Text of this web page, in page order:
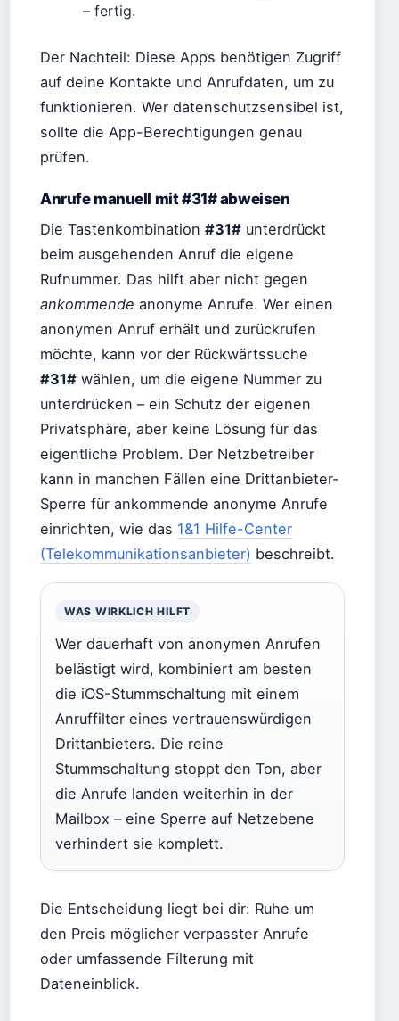
– fertig.
Der Nachteil: Diese Apps benötigen Zugriff
auf deine Kontakte und Anrufdaten, um zu
funktionieren. Wer datenschutzsensibel ist,
sollte die App-Berechtigungen genau
prüfen.
Anrufe manuell mit #31# abweisen
Die Tastenkombination #31# unterdrückt
beim ausgehenden Anruf die eigene
Rufnummer. Das hilft aber nicht gegen
ankommende anonyme Anrufe. Wer einen
anonymen Anruf erhält und zurückrufen
möchte, kann vor der Rückwärtssuche
#31# wählen, um die eigene Nummer zu
unterdrücken – ein Schutz der eigenen
Privatsphäre, aber keine Lösung für das
eigentliche Problem. Der Netzbetreiber
kann in manchen Fällen eine Drittanbieter-
Sperre für ankommende anonyme Anrufe
einrichten, wie das 1&1 Hilfe-Center
(Telekommunikationsanbieter) beschreibt.
WAS WIRKLICH HILFT
Wer dauerhaft von anonymen Anrufen
belästigt wird, kombiniert am besten
die iOS-Stummschaltung mit einem
Anruffilter eines vertrauenswürdigen
Drittanbieters. Die reine
Stummschaltung stoppt den Ton, aber
die Anrufe landen weiterhin in der
Mailbox – eine Sperre auf Netzebene
verhindert sie komplett.
Die Entscheidung liegt bei dir: Ruhe um
den Preis möglicher verpasster Anrufe
oder umfassende Filterung mit
Dateneinblick.